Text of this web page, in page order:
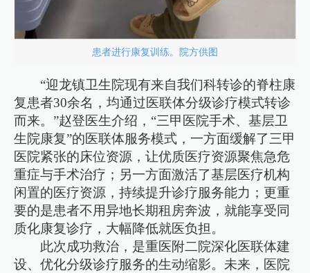
患者进行康复训练。院方供图
“迎龙镇卫生院现有来自我们科转诊的脊柱康
复患者30余名，均通过医联体分级诊疗模式转诊
而来。”赵登医生介绍，“三甲医院手术、基层卫
生院康复”的医联体服务模式，一方面缓解了三甲
医院紧张的床位资源，让优质医疗资源聚焦急危
重症与手术治疗；另一方面激活了基层医疗机构
闲置的医疗资源，持续提升诊疗服务能力；更重
要的是患者不用异地长期租房奔波，就能享受同
质化康复诊疗，大幅降低就医负担。
此次成功救治，是重医附二院深化医联体建
设、优化分级诊疗服务的生动缩影。未来，医院